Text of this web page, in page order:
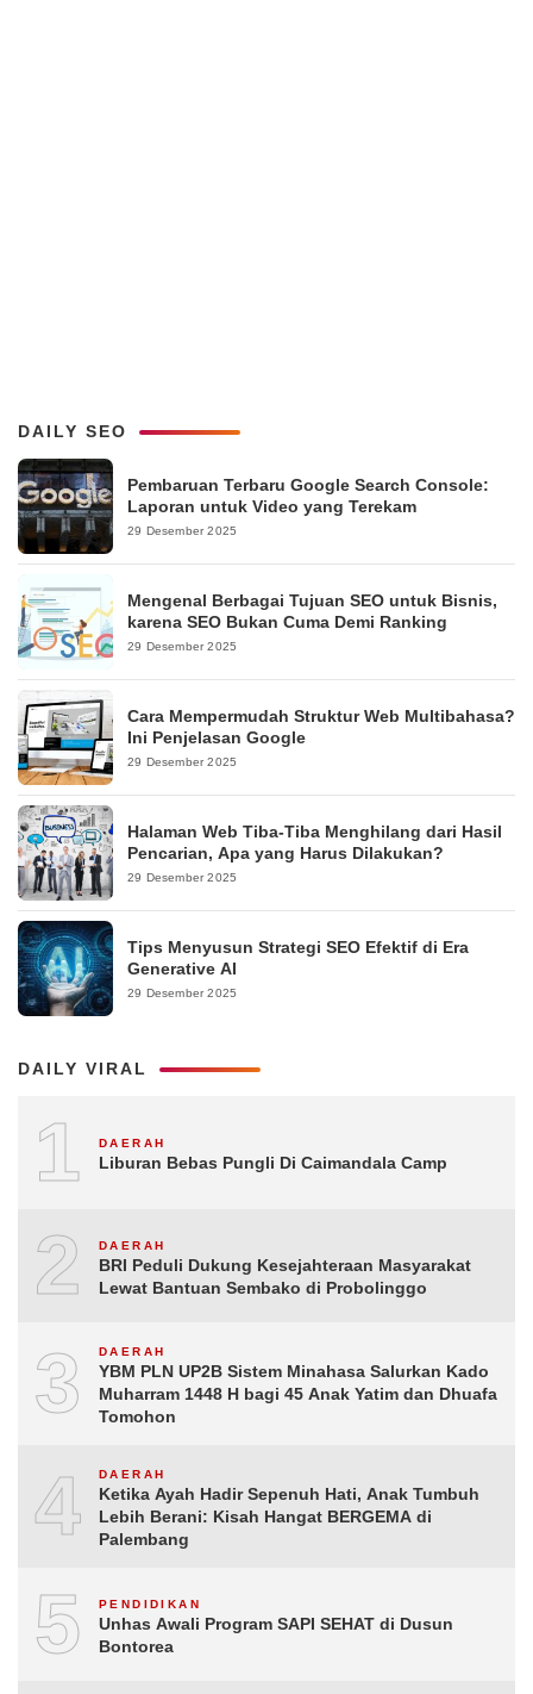
DAILY SEO
Pembaruan Terbaru Google Search Console:
Laporan untuk Video yang Terekam
29 Desember 2025
Mengenal Berbagai Tujuan SEO untuk Bisnis,
karena SEO Bukan Cuma Demi Ranking
29 Desember 2025
Cara Mempermudah Struktur Web Multibahasa?
Ini Penjelasan Google
29 Desember 2025
Halaman Web Tiba-Tiba Menghilang dari Hasil
Pencarian, Apa yang Harus Dilakukan?
29 Desember 2025
Tips Menyusun Strategi SEO Efektif di Era
Generative AI
29 Desember 2025
DAILY VIRAL
1 DAERAH
Liburan Bebas Pungli Di Caimandala Camp
2 DAERAH
BRI Peduli Dukung Kesejahteraan Masyarakat
Lewat Bantuan Sembako di Probolinggo
3 DAERAH
YBM PLN UP2B Sistem Minahasa Salurkan Kado
Muharram 1448 H bagi 45 Anak Yatim dan Dhuafa
Tomohon
4 DAERAH
Ketika Ayah Hadir Sepenuh Hati, Anak Tumbuh
Lebih Berani: Kisah Hangat BERGEMA di
Palembang
5 PENDIDIKAN
Unhas Awali Program SAPI SEHAT di Dusun
Bontorea